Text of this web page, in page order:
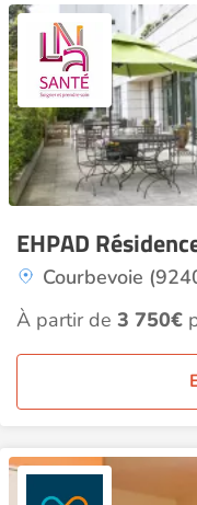
EHPAD
Courbevoie
À partir de 3 750€